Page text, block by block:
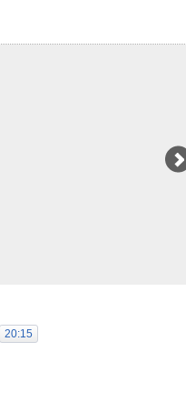
20:15